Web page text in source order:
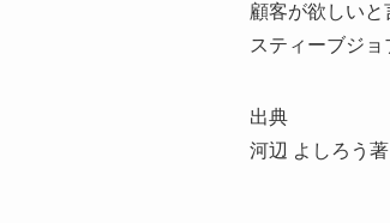
顧客が欲しい
スティーブジ
出典
河辺 よしろう